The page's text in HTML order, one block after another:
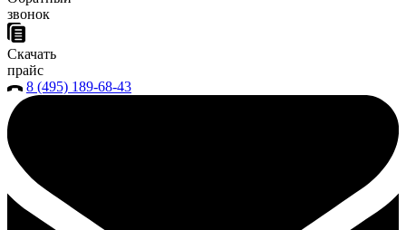
звонок
Скачать
прайс
8 (495) 189-68-43